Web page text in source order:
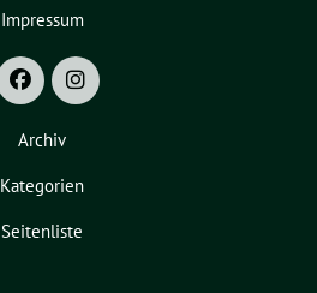
Impressum
Archiv
Kategorien
Seitenliste